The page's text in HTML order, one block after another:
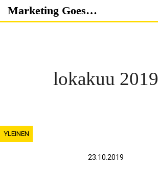
Skip
Marketing Goes…
lokakuu 2019
YLEINEN
23.10.2019